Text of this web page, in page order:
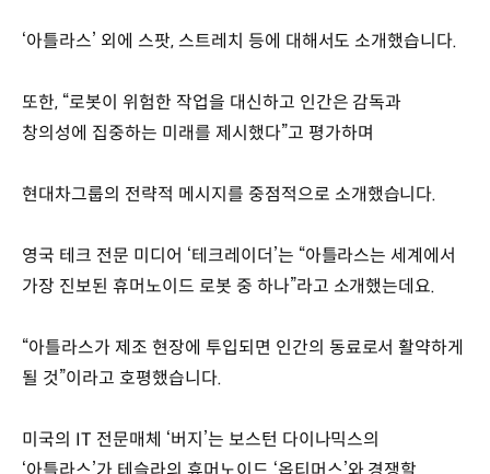
‘아틀라스’ 외에 스팟, 스트레치 등에 대해서도 소개했습니다.
또한, “로봇이 위험한 작업을 대신하고 인간은 감독과
창의성에 집중하는 미래를 제시했다”고 평가하며
현대차그룹의 전략적 메시지를 중점적으로 소개했습니다.
영국 테크 전문 미디어 ‘테크레이더’는 “아틀라스는 세계에서
가장 진보된 휴머노이드 로봇 중 하나”라고 소개했는데요.
“아틀라스가 제조 현장에 투입되면 인간의 동료로서 활약하게
될 것”이라고 호평했습니다.
미국의 IT 전문매체 ‘버지’는 보스턴 다이나믹스의